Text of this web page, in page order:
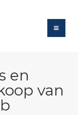
en
van